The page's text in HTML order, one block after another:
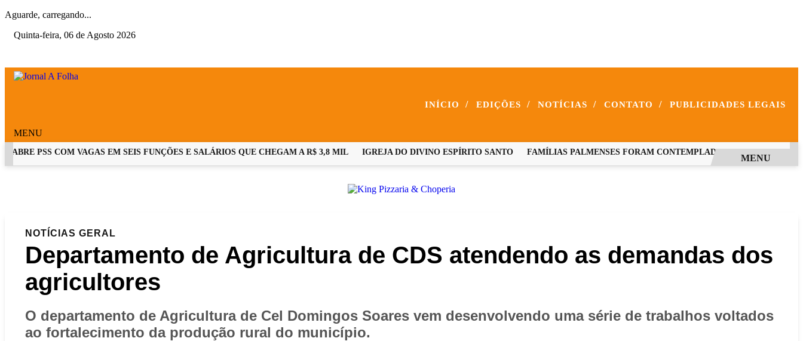
Aguarde, carregando...
Quinta-feira, 06 de Agosto 2026
INÍCIO / EDIÇÕES / NOTÍCIAS / CONTATO / PUBLICIDADES LEGAIS
MENU
PSS COM VAGAS EM SEIS FUNÇÕES E SALÁRIOS QUE CHEGAM A R$ 3,8 MIL IGREJA DO DIVINO ESPÍRITO SANTO FAMÍLIAS PALMENSES FORAM CONTEMPLADAS COM PROGRAMAS
MENU
NOTÍCIAS GERAL
Departamento de Agricultura de CDS atendendo as demandas dos
agricultores
O departamento de Agricultura de Cel Domingos Soares vem desenvolvendo uma série de trabalhos voltados
ao fortalecimento da produção rural do município.